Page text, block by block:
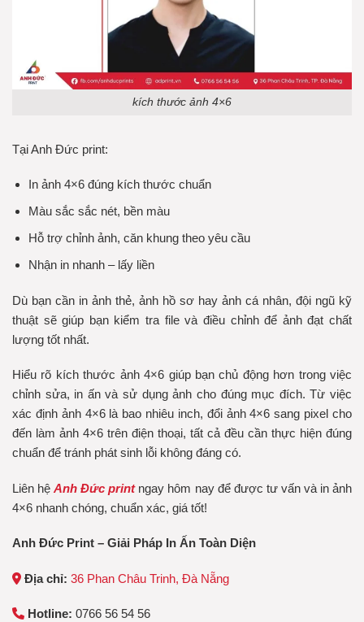
kích thước ảnh 4×6
Tại Anh Đức print:
In ảnh 4×6 đúng kích thước chuẩn
Màu sắc sắc nét, bền màu
Hỗ trợ chỉnh ảnh, căn khung theo yêu cầu
Nhận in nhanh – lấy liền
Dù bạn cần in ảnh thẻ, ảnh hồ sơ hay ảnh cá nhân, đội ngũ kỹ
thuật sẽ giúp bạn kiểm tra file và điều chỉnh để ảnh đạt chất
lượng tốt nhất.
Hiểu rõ kích thước ảnh 4×6 giúp bạn chủ động hơn trong việc
chỉnh sửa, in ấn và sử dụng ảnh cho đúng mục đích. Từ việc
xác định ảnh 4×6 là bao nhiêu inch, đổi ảnh 4×6 sang pixel cho
đến làm ảnh 4×6 trên điện thoại, tất cả đều cần thực hiện đúng
chuẩn để tránh phát sinh lỗi không đáng có.
Liên hệAnh Đức printngay hôm nay để được tư vấn và in ảnh
4×6 nhanh chóng, chuẩn xác, giá tốt!
Anh Đức Print – Giải Pháp In Ấn Toàn Diện
Địa chỉ: 36 Phan Châu Trinh, Đà Nẵng
Hotline: 0766 56 54 56